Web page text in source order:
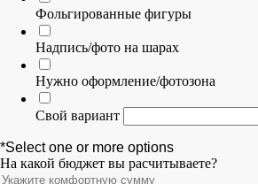
Фольгированные фигуры
Надпись/фото на шарах
Нужно оформление/фотозона
Свой вариант
*Select one or more options
На какой бюджет вы расчитываете?